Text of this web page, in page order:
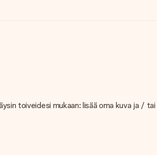
toiveidesi mukaan: lisää oma kuva ja /